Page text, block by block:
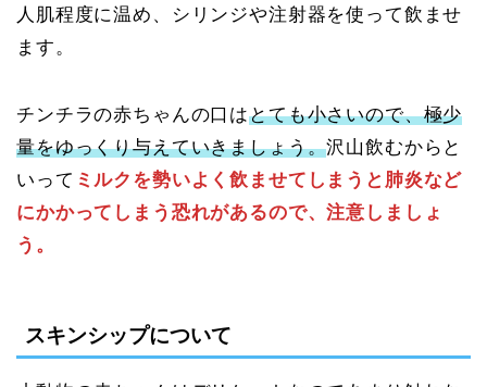
人肌程度に温め、シリンジや注射器を使って飲ませ
ます。
チンチラの赤ちゃんの口はとても小さいので、極少
量をゆっくり与えていきましょう。沢山飲むからと
いって ミルクを勢いよく飲ませてしまうと肺炎など
にかかってしまう恐れがあるので、注意しましょ
う。
スキンシップについて